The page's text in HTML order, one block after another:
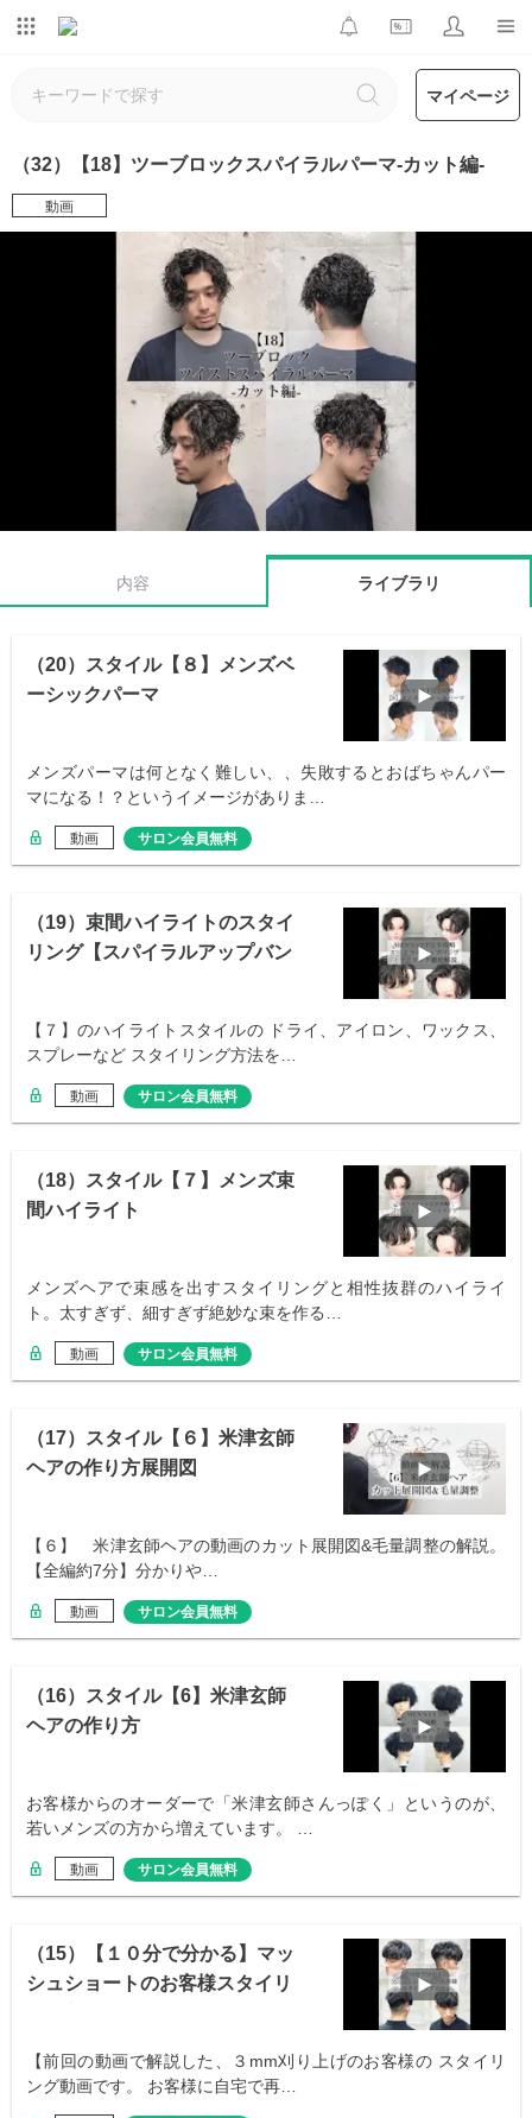
マイページ
（32）【18】ツーブロックスパイラルパーマ-カット編-
動画
内容 ライブラリ
（20）スタイル【８】メンズベ
ーシックパーマ
メンズパーマは何となく難しい、、失敗するとおばちゃんパー
マになる！？というイメージがありま…
動画 サロン会員無料
（19）束間ハイライトのスタイ
リング【スパイラルアップバン
【７】のハイライトスタイルの ドライ、アイロン、ワックス、
スプレーなど スタイリング方法を…
動画 サロン会員無料
（18）スタイル【７】メンズ束
間ハイライト
メンズヘアで束感を出すスタイリングと相性抜群のハイライ
ト。太すぎず、細すぎず絶妙な束を作る…
動画 サロン会員無料
（17）スタイル【６】米津玄師
ヘアの作り方展開図
【６】 米津玄師ヘアの動画のカット展開図&毛量調整の解説。
【全編約7分】分かりや…
動画 サロン会員無料
（16）スタイル【6】米津玄師
ヘアの作り方
お客様からのオーダーで「米津玄師さんっぽく」というのが、
若いメンズの方から増えています。 …
動画 サロン会員無料
（15）【１０分で分かる】マッ
シュショートのお客様スタイリ
【前回の動画で解説した、３mm刈り上げのお客様の スタイリ
ング動画です。 お客様に自宅で再…